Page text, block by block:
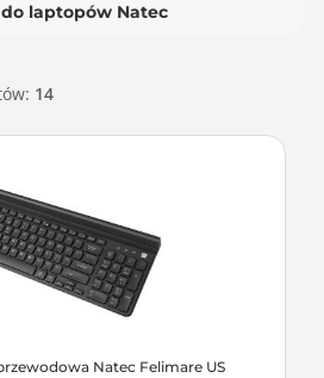
laptopów Natec
14
Natec Felimare US